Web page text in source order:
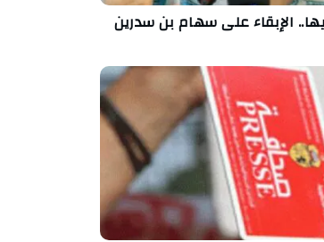
الإبقاء على سهام بن سدرين